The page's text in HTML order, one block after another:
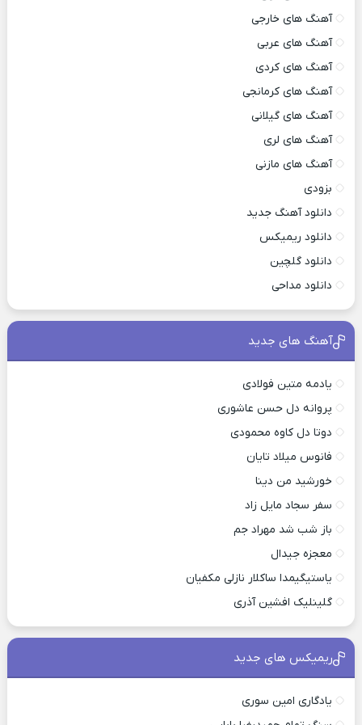
آهنگ های خارجی
آهنگ های عربی
آهنگ های کردی
آهنگ های کرمانجی
آهنگ های گیلانی
آهنگ های لری
آهنگ های مازنی
بزودی
دانلود آهنگ جدید
دانلود ریمیکس
دانلود گلچین
دانلود مداحی
آهنگ های جدید
یادمه متین فولادی
پروانه دل حسن عاشوری
دوتا دل کاوه محمودی
فانوس میلاد تایان
خورشید من دینا
سفر سجاد مایل زاد
باز شب شد مهراد جم
معجزه جیدال
یاستیگیمدا ساکلار نازلی مکفیان
گلینلیک افشین آذری
ریمیکس های جدید
یادگاری امین سوری